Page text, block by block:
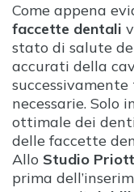
Come appena
faccette dentali
stato di salute
accurati della
necessarie. Solo
ottimale dei
delle faccette
Allo Studio
prima